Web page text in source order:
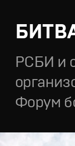
РСБИ и
Форум